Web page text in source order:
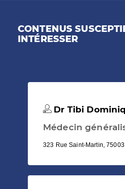
CONTENUS
INTÉRESSER
Dr Tibi
Médecin
323 Rue Saint-Martin,